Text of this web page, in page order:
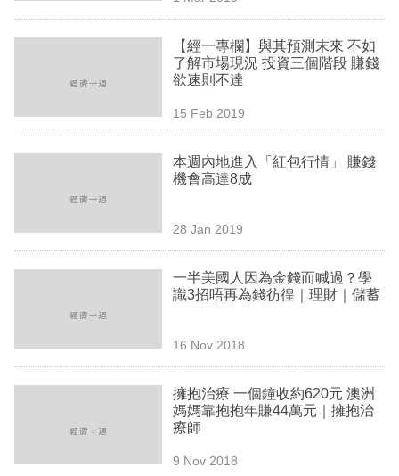
生
欄
區
【經一專欄】與其預測末來 不如
了解市場現況 投資三個階段 賺錢
欲速則不達
15 Feb 2019
本週內地進入「紅包行情」 賺錢
機會高達8成
28 Jan 2019
一半美國人因為金錢而喊過？學
識3招唔再為錢彷徨｜理財｜儲蓄
16 Nov 2018
擁抱治療 一個鐘收約620元 澳洲
媽媽靠抱抱年賺44萬元｜擁抱治
療師
9 Nov 2018